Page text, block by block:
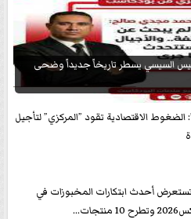
السيسي يسطر تاريخاً جديداً وضحى
الضغوط الاقتصادية تقود ”المركزي” لتأجيل
أحدث ابتكارات المخبوزات في